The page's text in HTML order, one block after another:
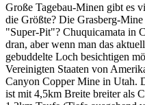
Große Tagebau-Minen gibt es
die Größte? Die Grasberg-
"Super-Pit"? Chuquicamata in
dran, aber wenn man das
gebuddelte Loch besichtigen
Vereinigten Staaten von
Canyon Copper Mine in Utah.
ist mit 4,5km Breite breiter als